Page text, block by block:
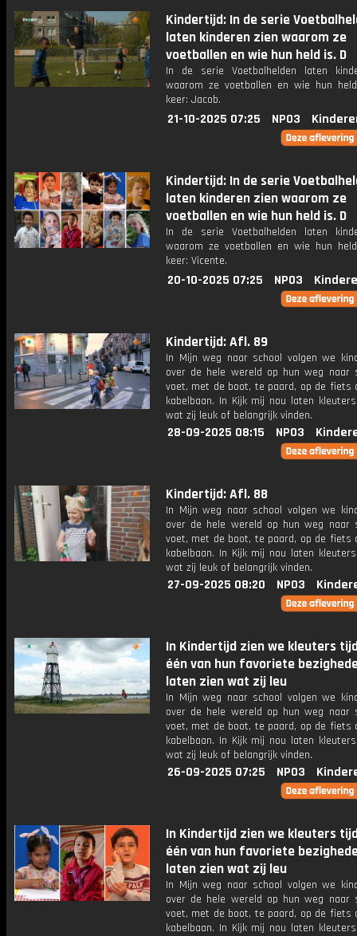
Kindertijd: In de serie
laten kinderen zien waarom ze
voetballen en wie hun held is. D
In de serie Voetbalhelden laten
waarom ze voetballen en wie hun
keer: Jacob.
21-10-2025 07:25 NPO3
Kindertijd: In de serie
laten kinderen zien waarom ze
voetballen en wie hun held is. D
In de serie Voetbalhelden laten
waarom ze voetballen en wie hun
keer: Vicente.
20-10-2025 07:25 NPO3
Kindertijd: Afl. 89
In Mijn weg naar school volgen we
over de hele wereld op hun weg naar
voet, met de boot, te paard, op de fiets
kabelbaan. In Kijk mij nou laten
wat zij leuk of belangrijk vinden.
28-09-2025 08:15 NPO3
Kindertijd: Afl. 88
In Mijn weg naar school volgen we
over de hele wereld op hun weg naar
voet, met de boot, te paard, op de fiets
kabelbaan. In Kijk mij nou laten
wat zij leuk of belangrijk vinden.
27-09-2025 08:20 NPO3
In Kindertijd zien we kleuters
één van hun favoriete
laten zien wat zij leu
In Mijn weg naar school volgen we
over de hele wereld op hun weg naar
voet, met de boot, te paard, op de fiets
kabelbaan. In Kijk mij nou laten
wat zij leuk of belangrijk vinden.
26-09-2025 07:25 NPO3
In Kindertijd zien we kleuters
één van hun favoriete
laten zien wat zij leu
In Mijn weg naar school volgen we
over de hele wereld op hun weg naar
voet, met de boot, te paard, op de fiets
kabelbaan. In Kijk mij nou laten